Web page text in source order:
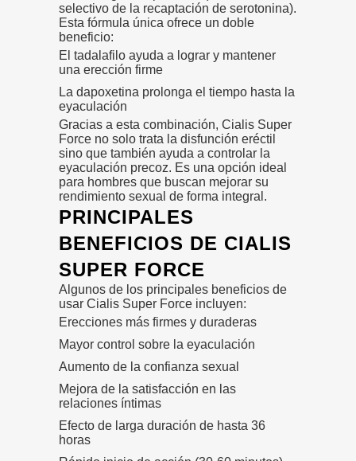
selectivo de la recaptación de serotonina).
Esta fórmula única ofrece un doble
beneficio:
El tadalafilo ayuda a lograr y mantener
una erección firme
La dapoxetina prolonga el tiempo hasta la
eyaculación
Gracias a esta combinación, Cialis Super
Force no solo trata la disfunción eréctil
sino que también ayuda a controlar la
eyaculación precoz. Es una opción ideal
para hombres que buscan mejorar su
rendimiento sexual de forma integral.
PRINCIPALES
BENEFICIOS DE CIALIS
SUPER FORCE
Algunos de los principales beneficios de
usar Cialis Super Force incluyen:
Erecciones más firmes y duraderas
Mayor control sobre la eyaculación
Aumento de la confianza sexual
Mejora de la satisfacción en las
relaciones íntimas
Efecto de larga duración de hasta 36
horas